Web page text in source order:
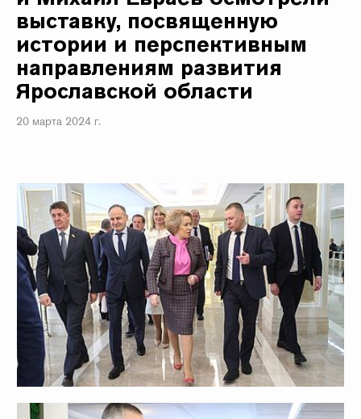
выставку, посвященную
истории и перспективным
направлениям развития
Ярославской области
20 марта 2024 г.